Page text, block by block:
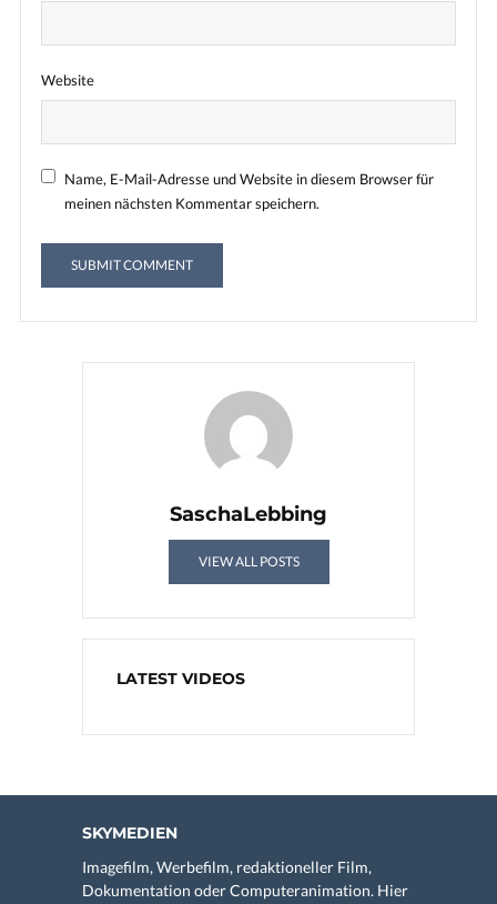
Website
Name, E-Mail-Adresse und Website in diesem Browser für
meinen nächsten Kommentar speichern.
SaschaLebbing
VIEW ALL POSTS
LATEST VIDEOS
SKYMEDIEN
Imagefilm, Werbefilm, redaktioneller Film,
Dokumentation oder Computeranimation. Hier